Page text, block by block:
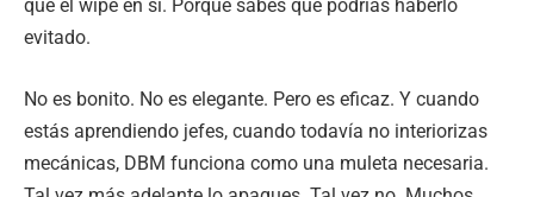
que el wipe en sí. Porque sabes que podrías haberlo
evitado.
No es bonito. No es elegante. Pero es eficaz. Y cuando
estás aprendiendo jefes, cuando todavía no interiorizas
mecánicas, DBM funciona como una muleta necesaria.